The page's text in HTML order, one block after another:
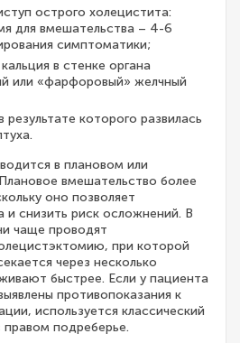
острого холецистита:
для вмешательства – 4-6
симптоматики;
в стенке органа
или «фарфоровый» желчный
результате которого развилась
в плановом или
вмешательство более
оно позволяет
и снизить риск осложнений. В
чаще проводят
при которой
через несколько
быстрее. Если у пациента
противопоказания к
используется классический
правом подреберье.